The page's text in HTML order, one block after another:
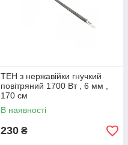
ТЕН з нержавійки гнучкий
повітряний 1700 Вт , 6 мм ,
170 см
В наявності
230 ₴